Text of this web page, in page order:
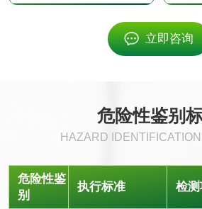
立即咨询
危险性鉴别
HAZARD
危险性鉴
别
执行标准 检测
生物相容性
急性吸入毒性试验